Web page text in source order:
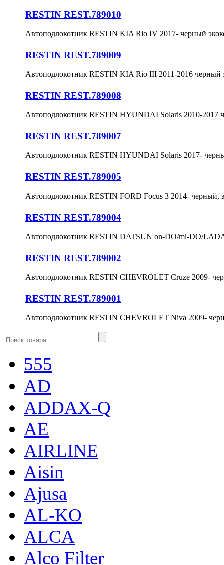
RESTIN REST.789010
Автоподлокотник RESTIN KIA Rio IV 2017- черный
RESTIN REST.789009
Автоподлокотник RESTIN KIA Rio III 2011-2016 черный
RESTIN REST.789008
Автоподлокотник RESTIN HYUNDAI Solaris 2010-2017
RESTIN REST.789007
Автоподлокотник RESTIN HYUNDAI Solaris 2017-
RESTIN REST.789005
Автоподлокотник RESTIN FORD Focus 3 2014- черный,
RESTIN REST.789004
Автоподлокотник RESTIN DATSUN on-DO/mi-DO/
RESTIN REST.789002
Автоподлокотник RESTIN CHEVROLET Cruze 2009-
RESTIN REST.789001
Автоподлокотник RESTIN CHEVROLET Niva 2009-
555
AD
ADDAX-Q
AE
AIRLINE
Aisin
Ajusa
AL-KO
ALCA
Alco Filter